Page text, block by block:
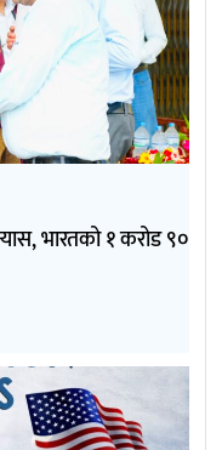
भारतको १ करोड ९०